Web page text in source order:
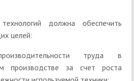
должна обеспечить
целей:
труда в
производстве за счет роста